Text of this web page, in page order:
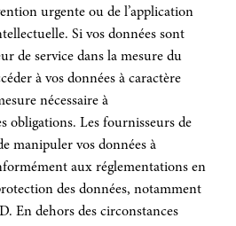
urgente ou de l’application
Si vos données sont
de service dans la mesure du
à vos données à caractère
nécessaire à
obligations. Les fournisseurs de
manipuler vos données à
aux réglementations en
des données, notamment
En dehors des circonstances